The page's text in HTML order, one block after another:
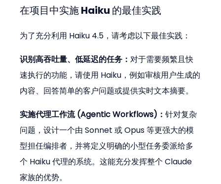
在项目中实施 Haiku 的最佳实践
为了充分利用 Haiku 4.5，请考虑以下最佳实践：
识别高吞吐量、低延迟的任务：对于需要频繁且快
速执行的功能，请使用 Haiku，例如审核用户生成的
内容、回答简单的客户问题或提供实时文本摘要。
实施代理工作流 (Agentic Workflows)：针对复杂
问题，设计一个由 Sonnet 或 Opus 等更强大的模
型担任编排者，并将定义明确的小型任务委派给多
个 Haiku 代理的系统。这能充分发挥整个 Claude
家族的优势。